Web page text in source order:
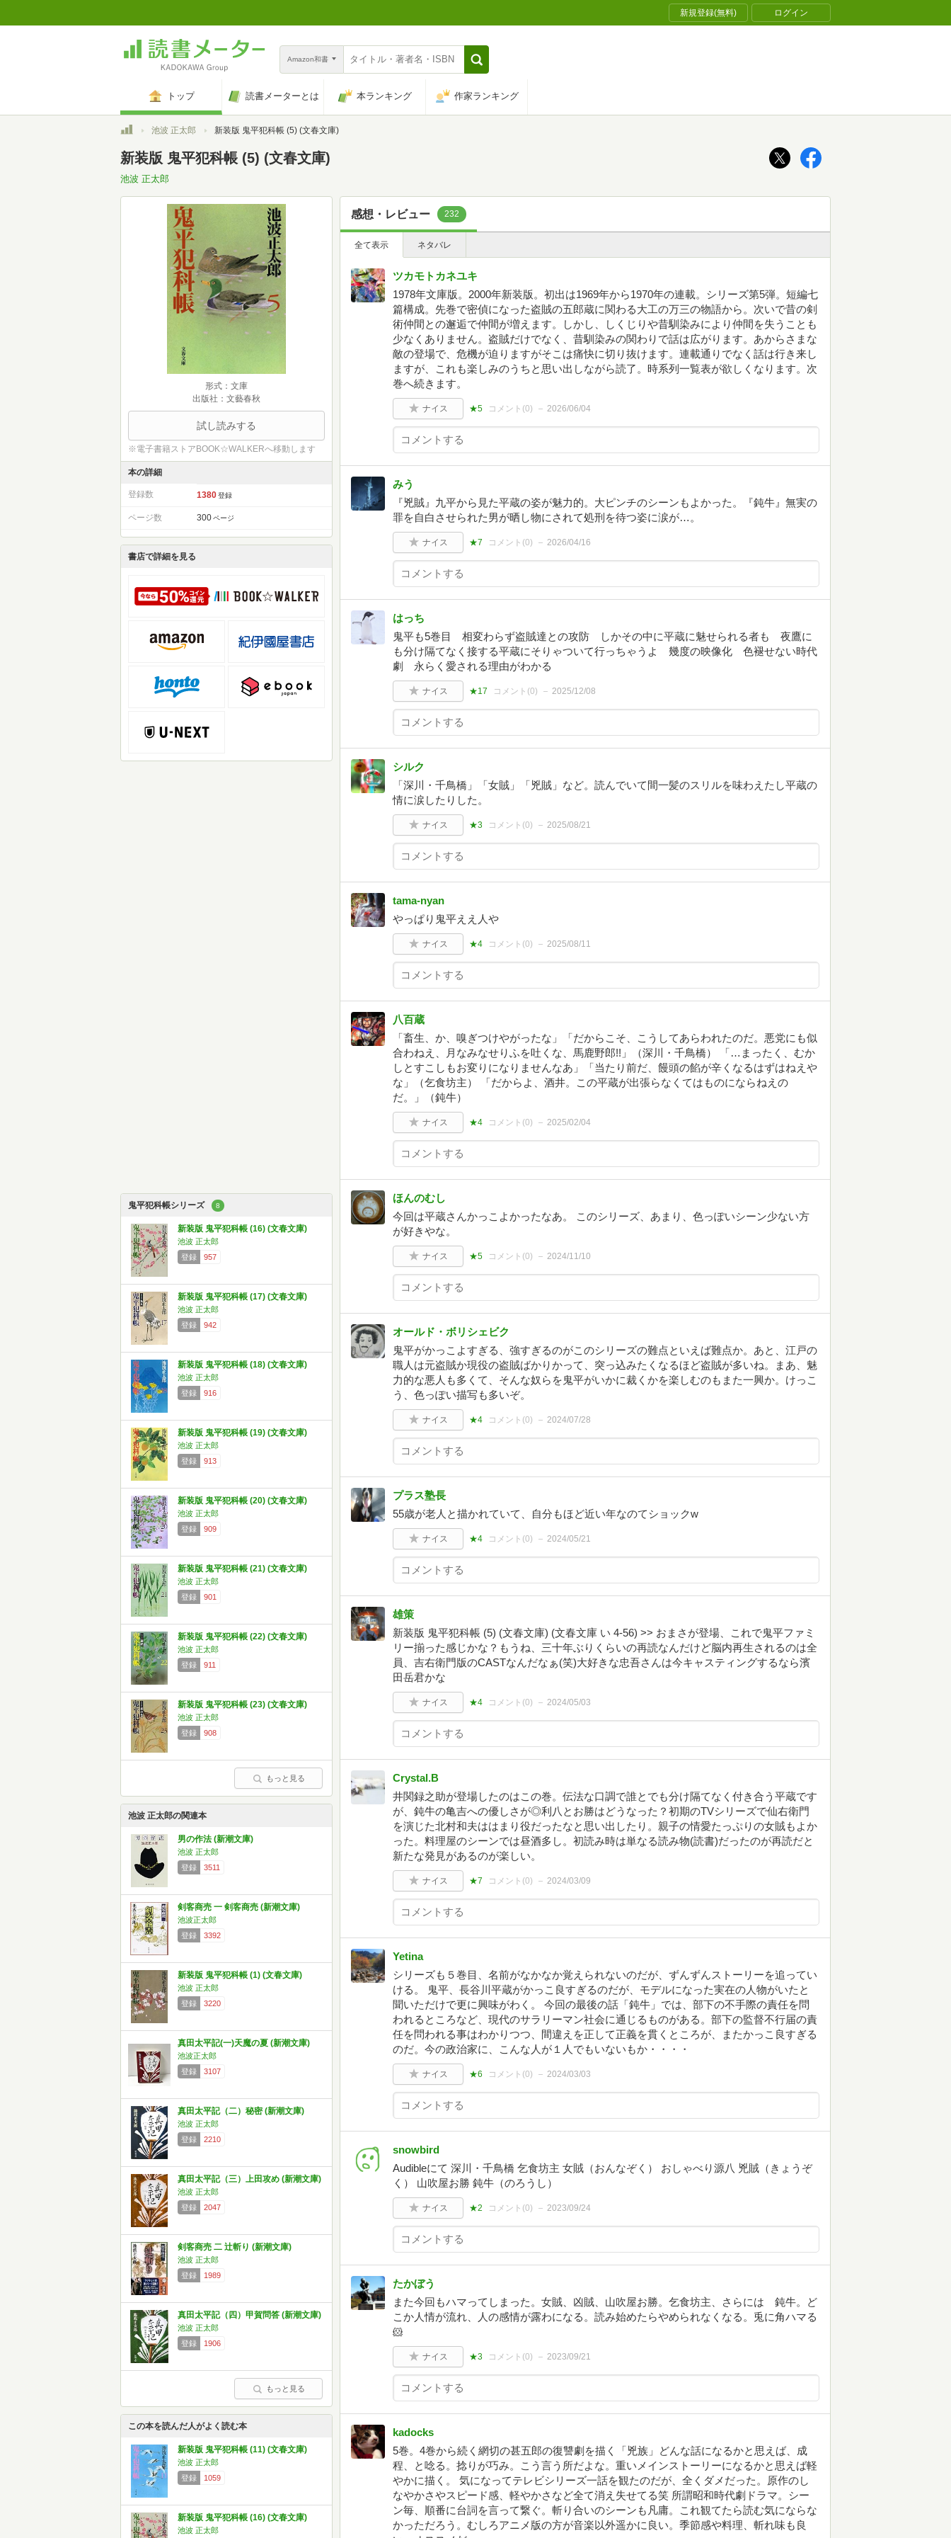
新規登録(無料) ログイン
Amazon和書
トップ 読書メーターとは 本ランキング 作家ランキング
トップ池波 正太郎 新装版 鬼平犯科帳 (5) (文春文庫)
新装版 鬼平犯科帳 (5) (文春文庫)
池波 正太郎
形式：文庫
出版社：文藝春秋
試し読みする
※電子書籍ストアBOOK☆WALKERへ移動します
本の詳細
登録数 1380 登録
ページ数 300 ページ
書店で詳細を見る
鬼平犯科帳シリーズ 8
新装版 鬼平犯科帳 (16) (文春文庫)
池波 正太郎
登録
957
新装版 鬼平犯科帳 (17) (文春文庫)
池波 正太郎
登録
942
新装版 鬼平犯科帳 (18) (文春文庫)
池波 正太郎
登録
916
新装版 鬼平犯科帳 (19) (文春文庫)
池波 正太郎
登録
913
新装版 鬼平犯科帳 (20) (文春文庫)
池波 正太郎
登録
909
新装版 鬼平犯科帳 (21) (文春文庫)
池波 正太郎
登録
901
新装版 鬼平犯科帳 (22) (文春文庫)
池波 正太郎
登録
911
新装版 鬼平犯科帳 (23) (文春文庫)
池波 正太郎
登録
908
もっと見る
池波 正太郎の関連本
男の作法 (新潮文庫)
池波 正太郎
登録
3511
剣客商売 一 剣客商売 (新潮文庫)
池波正太郎
登録
3392
新装版 鬼平犯科帳 (1) (文春文庫)
池波 正太郎
登録
3220
真田太平記(一)天魔の夏 (新潮文庫)
池波正太郎
登録
3107
真田太平記（二）秘密 (新潮文庫)
池波 正太郎
登録
2210
真田太平記（三）上田攻め (新潮文庫)
池波 正太郎
登録
2047
剣客商売 二 辻斬り (新潮文庫)
池波 正太郎
登録
1989
真田太平記（四）甲賀問答 (新潮文庫)
池波 正太郎
登録
1906
もっと見る
この本を読んだ人がよく読む本
新装版 鬼平犯科帳 (11) (文春文庫)
池波 正太郎
登録
1059
新装版 鬼平犯科帳 (16) (文春文庫)
池波 正太郎
感想・レビュー 232
全て表示 ネタバレ
ツカモトカネユキ
1978年文庫版。2000年新装版。初出は1969年から1970年の連載。シリーズ第5弾。短編七
篇構成。先巻で密偵になった盗賊の五郎蔵に関わる大工の万三の物語から。次いで昔の剣
術仲間との邂逅で仲間が増えます。しかし、しくじりや昔馴染みにより仲間を失うことも
少なくありません。盗賊だけでなく、昔馴染みの関わりで話は広がります。あからさまな
敵の登場で、危機が迫りますがそこは痛快に切り抜けます。連載通りでなく話は行き来し
ますが、これも楽しみのうちと思い出しながら読了。時系列一覧表が欲しくなります。次
巻へ続きます。
ナイス ★5 コメント(0) 2026/06/04
みう
『兇賊』九平から見た平蔵の姿が魅力的。大ピンチのシーンもよかった。『鈍牛』無実の
罪を自白させられた男が晒し物にされて処刑を待つ姿に涙が…。
ナイス ★7 コメント(0) 2026/04/16
はっち
鬼平も5巻目 相変わらず盗賊達との攻防 しかその中に平蔵に魅せられる者も 夜鷹に
も分け隔てなく接する平蔵にそりゃついて行っちゃうよ 幾度の映像化 色褪せない時代
劇 永らく愛される理由がわかる
ナイス ★17 コメント(0) 2025/12/08
シルク
「深川・千鳥橋」「女賊」「兇賊」など。読んでいて間一髪のスリルを味わえたし平蔵の
情に涙したりした。
ナイス ★3 コメント(0) 2025/08/21
tama-nyan
やっぱり鬼平ええ人や
ナイス ★4 コメント(0) 2025/08/11
八百蔵
「畜生、か、嗅ぎつけやがったな」「だからこそ、こうしてあらわれたのだ。悪党にも似
合わねえ、月なみなせりふを吐くな、馬鹿野郎!!」（深川・千鳥橋） 「…まったく、むか
しとすこしもお変りになりませんなあ」「当たり前だ、饅頭の餡が辛くなるはずはねえや
な」（乞食坊主） 「だからよ、酒井。この平蔵が出張らなくてはものにならねえの
だ。」（鈍牛）
ナイス ★4 コメント(0) 2025/02/04
ほんのむし
今回は平蔵さんかっこよかったなあ。 このシリーズ、あまり、色っぽいシーン少ない方
が好きやな。
ナイス ★5 コメント(0) 2024/11/10
オールド・ボリシェビク
鬼平がかっこよすぎる、強すぎるのがこのシリーズの難点といえば難点か。あと、江戸の
職人は元盗賊か現役の盗賊ばかりかって、突っ込みたくなるほど盗賊が多いね。まあ、魅
力的な悪人も多くて、そんな奴らを鬼平がいかに裁くかを楽しむのもまた一興か。けっこ
う、色っぽい描写も多いぞ。
ナイス ★4 コメント(0) 2024/07/28
プラス塾長
55歳が老人と描かれていて、自分もほど近い年なのてショックw
ナイス ★4 コメント(0) 2024/05/21
雄策
新装版 鬼平犯科帳 (5) (文春文庫) (文春文庫 い 4-56) >> おまさが登場、これで鬼平ファミ
リー揃った感じかな？もうね、三十年ぶりくらいの再読なんだけど脳内再生されるのは全
員、吉右衛門版のCASTなんだなぁ(笑)大好きな忠吾さんは今キャスティングするなら濱
田岳君かな
ナイス ★4 コメント(0) 2024/05/03
Crystal.B
井関録之助が登場したのはこの巻。伝法な口調で誰とでも分け隔てなく付き合う平蔵です
が、鈍牛の亀吉への優しさが◎利八とお勝はどうなった？初期のTVシリーズで仙右衛門
を演じた北村和夫ははまり役だったなと思い出したり。親子の情愛たっぷりの女賊もよか
った。料理屋のシーンでは昼酒多し。初読み時は単なる読み物(読書)だったのが再読だと
新たな発見があるのが楽しい。
ナイス ★7 コメント(0) 2024/03/09
Yetina
シリーズも５巻目、名前がなかなか覚えられないのだが、ずんずんストーリーを追ってい
ける。 鬼平、長谷川平蔵がかっこ良すぎるのだが、モデルになった実在の人物がいたと
聞いただけで更に興味がわく。 今回の最後の話「鈍牛」では、部下の不手際の責任を問
われるところなど、現代のサラリーマン社会に通じるものがある。部下の監督不行届の責
任を問われる事はわかりつつ、間違えを正して正義を貫くところが、またかっこ良すぎる
のだ。今の政治家に、こんな人が１人でもいないもか・・・・
ナイス ★6 コメント(0) 2024/03/03
snowbird
Audibleにて 深川・千鳥橋 乞食坊主 女賊（おんなぞく） おしゃべり源八 兇賊（きょうぞ
く） 山吹屋お勝 鈍牛（のろうし）
ナイス ★2 コメント(0) 2023/09/24
たかぼう
また今回もハマってしまった。女賊、凶賊、山吹屋お勝。乞食坊主、さらには 鈍牛。ど
こか人情が流れ、人の感情が露わになる。読み始めたらやめられなくなる。兎に角ハマる
🐹
ナイス ★3 コメント(0) 2023/09/21
kadocks
5巻。4巻から続く網切の甚五郎の復讐劇を描く「兇族」どんな話になるかと思えば、成
程、と唸る。捻りが巧み。こう言う所だよな。重いメインストーリーになるかと思えば軽
やかに描く。 気になってテレビシリーズ一話を観たのだが、全くダメだった。原作のし
なやかさやスピード感、軽やかさなど全て消え失せてる笑 所謂昭和時代劇ドラマ。シー
ン毎、順番に台詞を言って繋ぐ。斬り合いのシーンも凡庸。これ観てたら読む気にならな
かっただろう。むしろアニメ版の方が音楽以外遥かに良い。季節感や料理、斬れ味も良